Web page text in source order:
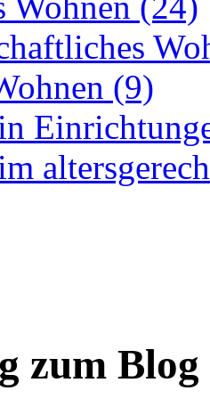
(9)
zum Blog